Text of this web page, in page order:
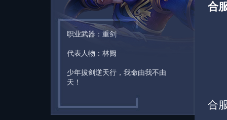
职业武器：重剑
代表人物：林阙
少年拔剑逆天行，我命由我不由
天！
合
合